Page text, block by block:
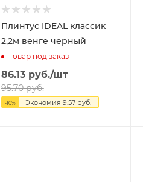
Плинтус IDEAL классик
2,2м венге черный
Товар под заказ
86.13руб./шт
95.70руб.
-10% Экономия 9.57руб.